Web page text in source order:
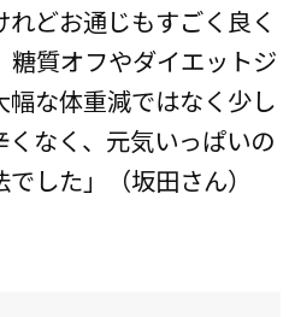
どお通じもすごく良く
糖質オフやダイエットジ
な体重減ではなく少し
なく、元気いっぱいの
した」（坂田さん）